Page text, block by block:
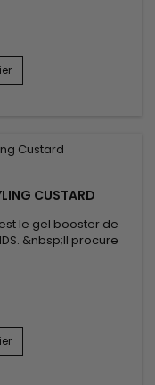
et l'huile de...
CUSTARD
le gel booster de
&nbsp;Il procure
227g&nbsp;